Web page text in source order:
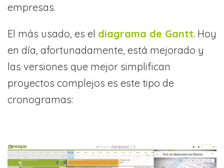
empresas.
El más usado, es el diagrama de Gantt. Hoy
en día, afortunadamente, está mejorado y
las versiones que mejor simplifican
proyectos complejos es este tipo de
cronogramas: